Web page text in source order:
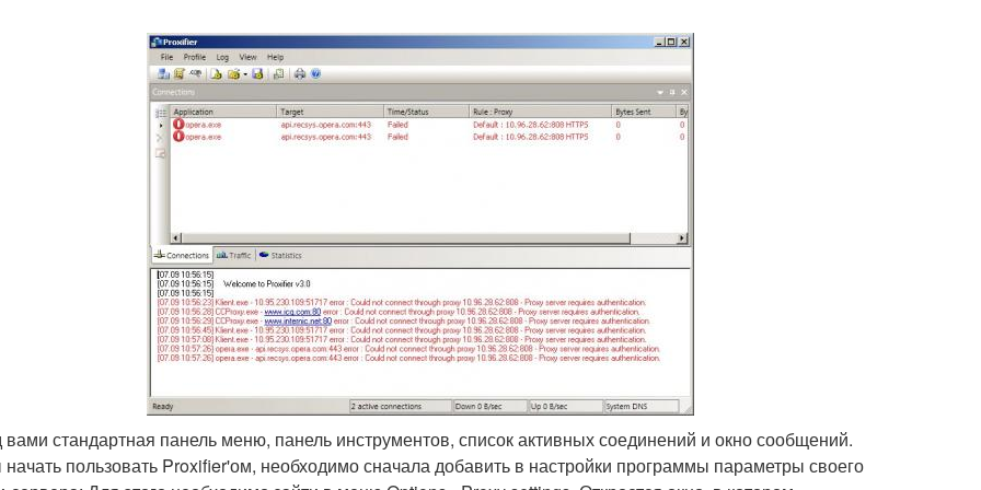
стандартная панель меню, панель инструментов, список активных соединений и окно сообщений.
пользовать Proxifier'ом, необходимо сначала добавить в настройки программы параметры своего